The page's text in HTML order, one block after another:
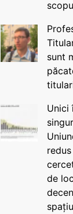
sunt
Unici
de